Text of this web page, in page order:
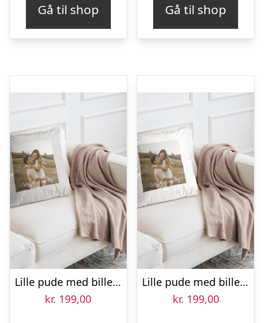
Gå til shop Gå til shop
Lille pude med billede – Lysegrå
kr. 199,00
Lille pude med billede – Hvid
kr. 199,00